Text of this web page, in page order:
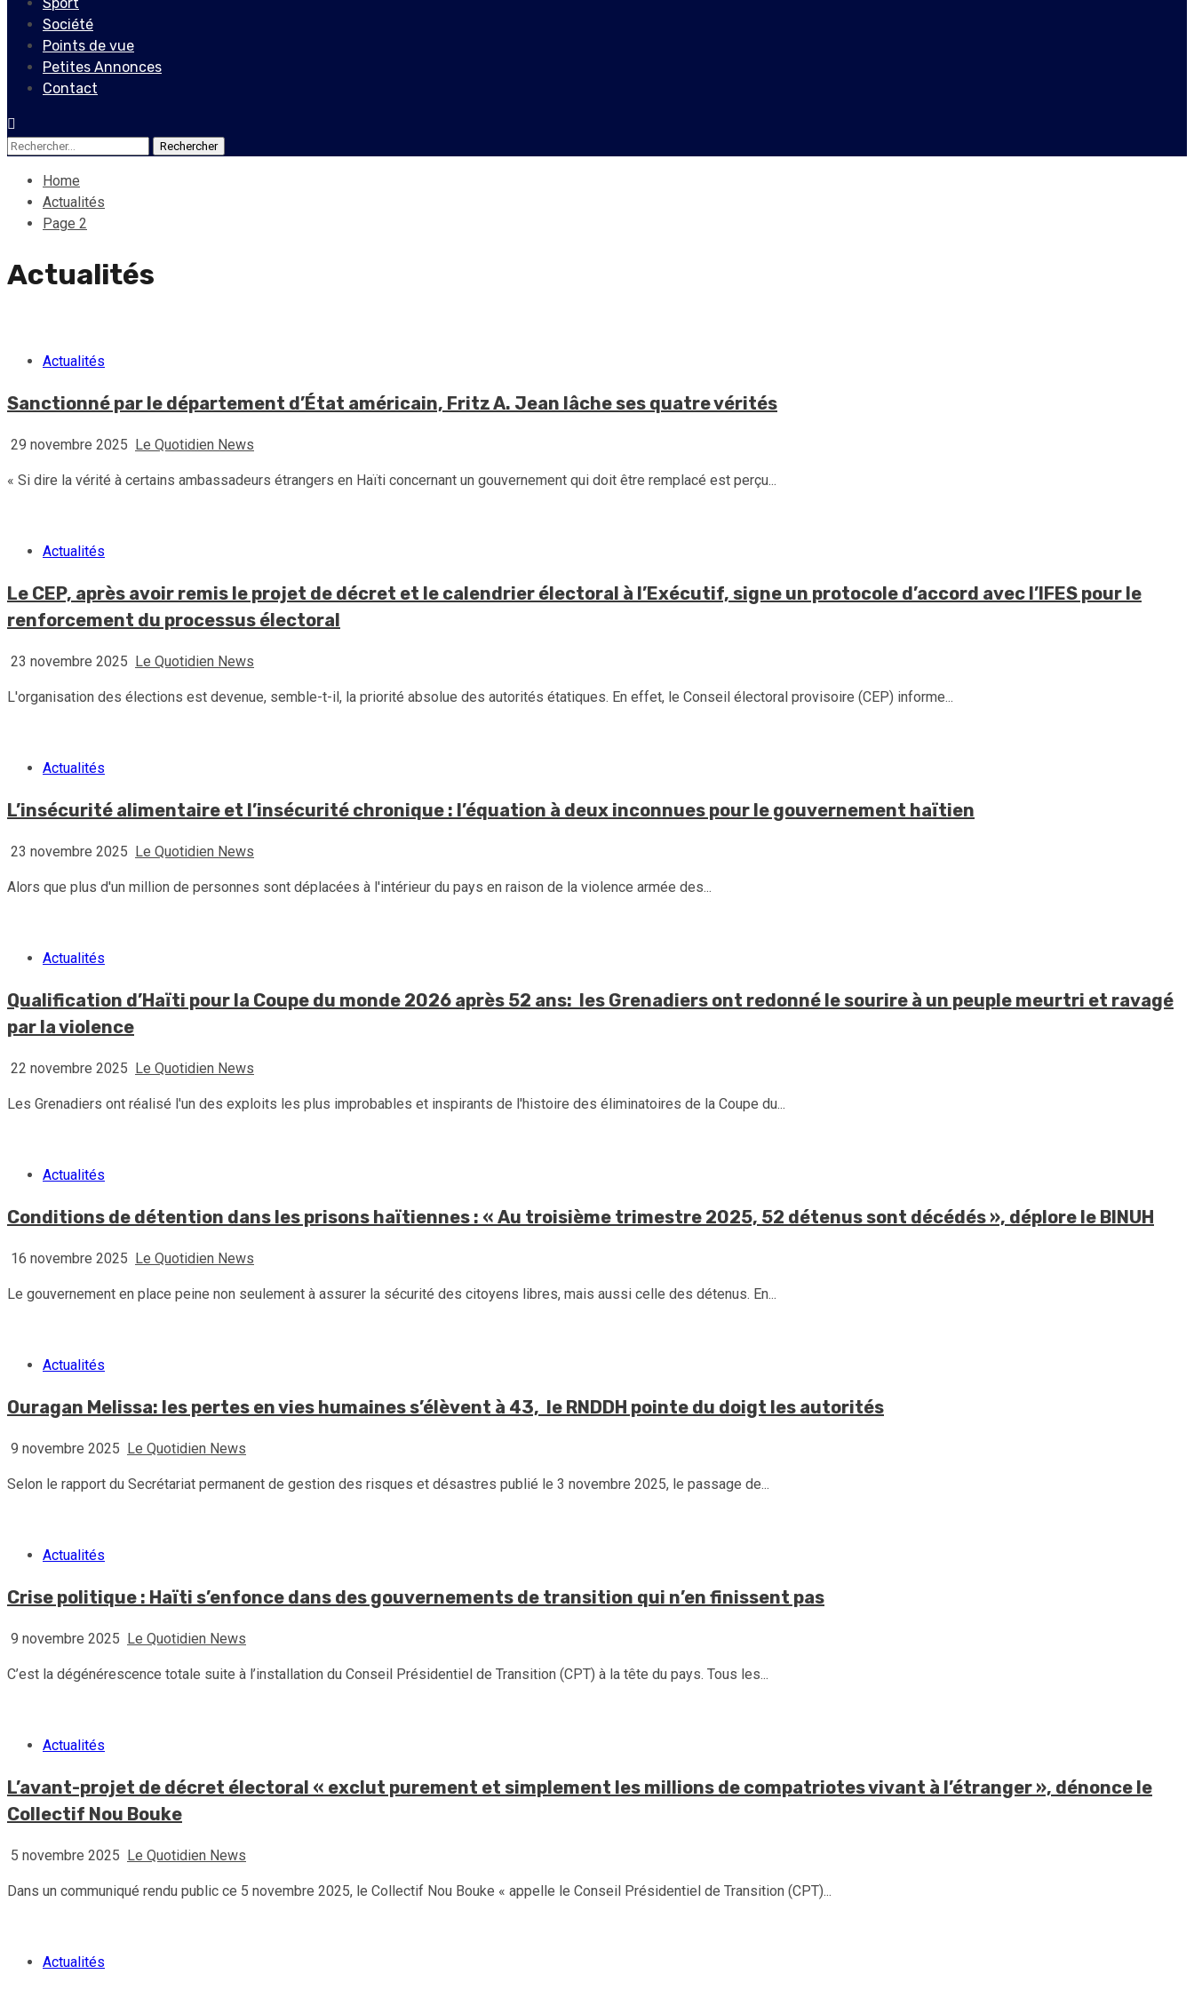
Société
Points de vue
Petites Annonces
Contact
Rechercher :
Home
Actualités
Page 2
Actualités
Actualités
Sanctionné par le département d’État américain, Fritz A. Jean lâche ses quatre vérités
29 novembre 2025 Le Quotidien News
« Si dire la vérité à certains ambassadeurs étrangers en Haïti concernant un gouvernement qui doit être remplacé est perçu...
Actualités
Le CEP, après avoir remis le projet de décret et le calendrier électoral à l’Exécutif, signe un protocole d’accord avec l’IFES pour le
renforcement du processus électoral
23 novembre 2025 Le Quotidien News
L'organisation des élections est devenue, semble-t-il, la priorité absolue des autorités étatiques. En effet, le Conseil électoral provisoire (CEP) informe...
Actualités
L’insécurité alimentaire et l’insécurité chronique : l’équation à deux inconnues pour le gouvernement haïtien
23 novembre 2025 Le Quotidien News
Alors que plus d'un million de personnes sont déplacées à l'intérieur du pays en raison de la violence armée des...
Actualités
Qualification d’Haïti pour la Coupe du monde 2026 après 52 ans: les Grenadiers ont redonné le sourire à un peuple meurtri et ravagé
par la violence
22 novembre 2025 Le Quotidien News
Les Grenadiers ont réalisé l'un des exploits les plus improbables et inspirants de l'histoire des éliminatoires de la Coupe du...
Actualités
Conditions de détention dans les prisons haïtiennes : « Au troisième trimestre 2025, 52 détenus sont décédés », déplore le BINUH
16 novembre 2025 Le Quotidien News
Le gouvernement en place peine non seulement à assurer la sécurité des citoyens libres, mais aussi celle des détenus. En...
Actualités
Ouragan Melissa: les pertes en vies humaines s’élèvent à 43, le RNDDH pointe du doigt les autorités
9 novembre 2025 Le Quotidien News
Selon le rapport du Secrétariat permanent de gestion des risques et désastres publié le 3 novembre 2025, le passage de...
Actualités
Crise politique : Haïti s’enfonce dans des gouvernements de transition qui n’en finissent pas
9 novembre 2025 Le Quotidien News
C’est la dégénérescence totale suite à l’installation du Conseil Présidentiel de Transition (CPT) à la tête du pays. Tous les...
Actualités
L’avant-projet de décret électoral « exclut purement et simplement les millions de compatriotes vivant à l’étranger », dénonce le
Collectif Nou Bouke
5 novembre 2025 Le Quotidien News
Dans un communiqué rendu public ce 5 novembre 2025, le Collectif Nou Bouke « appelle le Conseil Présidentiel de Transition (CPT)...
Actualités